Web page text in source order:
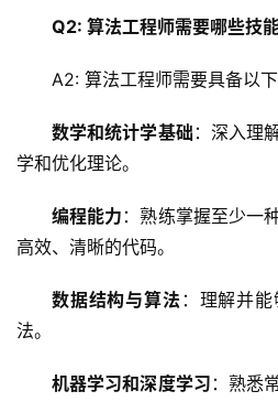
l
u
维
Q2: 算法工程师需要哪些技
A2: 算法工程师需要具备以下
数学和统计学基础 ：深入理
学和优化理论。
编程能力 ：熟练掌握至少一
高效、清晰的代码。
数据结构与算法 ：理解并
法。
机器学习和深度学习 ：熟悉